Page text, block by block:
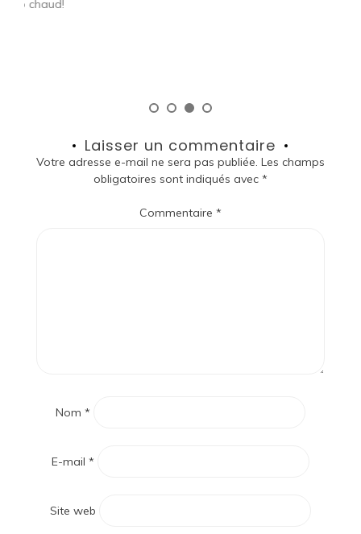
Laisser un commentaire
Votre adresse e-mail ne sera pas publiée. Les champs
obligatoires sont indiqués avec *
Commentaire *
Nom *
E-mail *
Site web